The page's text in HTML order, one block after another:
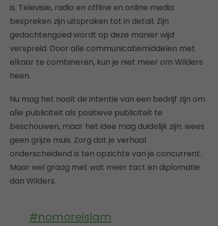
is. Televisie, radio en offline en online media
bespreken zijn uitspraken tot in detail. Zijn
gedachtengoed wordt op deze manier wijd
verspreid. Door alle communicatiemiddelen met
elkaar te combineren, kun je niet meer om Wilders
heen.
Nu mag het nooit de intentie van een bedrijf zijn om
alle publiciteit als positieve publiciteit te
beschouwen, maar het idee mag duidelijk zijn: wees
geen grijze muis. Zorg dat je verhaal
onderscheidend is ten opzichte van je concurrent.
Maar wel graag met wat meer tact en diplomatie
dan Wilders.
#nomoreislam